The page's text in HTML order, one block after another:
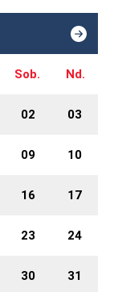
Sob. Nd.
02 03
09 10
16 17
23 24
30 31